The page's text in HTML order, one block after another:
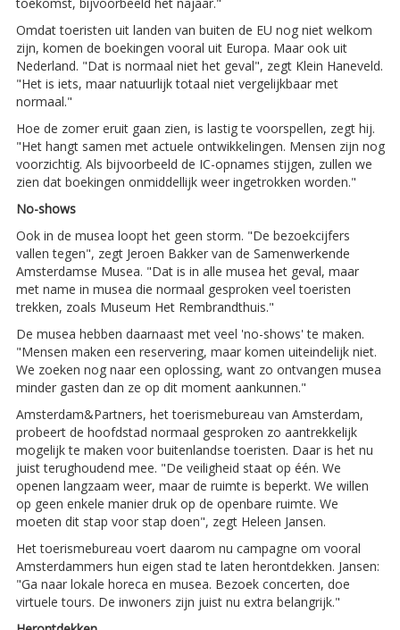
Omdat toeristen uit landen van buiten de EU nog niet welkom
zijn, komen de boekingen vooral uit Europa. Maar ook uit
Nederland. "Dat is normaal niet het geval", zegt Klein Haneveld.
"Het is iets, maar natuurlijk totaal niet vergelijkbaar met
normaal."
Hoe de zomer eruit gaan zien, is lastig te voorspellen, zegt hij.
"Het hangt samen met actuele ontwikkelingen. Mensen zijn nog
voorzichtig. Als bijvoorbeeld de IC-opnames stijgen, zullen we
zien dat boekingen onmiddellijk weer ingetrokken worden."
No-shows
Ook in de musea loopt het geen storm. "De bezoekcijfers
vallen tegen", zegt Jeroen Bakker van de Samenwerkende
Amsterdamse Musea. "Dat is in alle musea het geval, maar
met name in musea die normaal gesproken veel toeristen
trekken, zoals Museum Het Rembrandthuis."
De musea hebben daarnaast met veel 'no-shows' te maken.
"Mensen maken een reservering, maar komen uiteindelijk niet.
We zoeken nog naar een oplossing, want zo ontvangen musea
minder gasten dan ze op dit moment aankunnen."
Amsterdam&Partners, het toerismebureau van Amsterdam,
probeert de hoofdstad normaal gesproken zo aantrekkelijk
mogelijk te maken voor buitenlandse toeristen. Daar is het nu
juist terughoudend mee. "De veiligheid staat op één. We
openen langzaam weer, maar de ruimte is beperkt. We willen
op geen enkele manier druk op de openbare ruimte. We
moeten dit stap voor stap doen", zegt Heleen Jansen.
Het toerismebureau voert daarom nu campagne om vooral
Amsterdammers hun eigen stad te laten herontdekken. Jansen:
"Ga naar lokale horeca en musea. Bezoek concerten, doe
virtuele tours. De inwoners zijn juist nu extra belangrijk."